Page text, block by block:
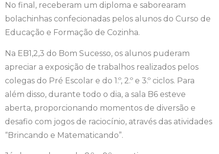
No final, receberam um diploma e saborearam
bolachinhas confecionadas pelos alunos do Curso de
Educação e Formação de Cozinha.
Na EB1,2,3 do Bom Sucesso, os alunos puderam
apreciar a exposição de trabalhos realizados pelos
colegas do Pré Escolar e do 1.º, 2.º e 3.º ciclos. Para
além disso, durante todo o dia, a sala B6 esteve
aberta, proporcionando momentos de diversão e
desafio com jogos de raciocínio, através das atividades
“Brincando e Matematicando”.